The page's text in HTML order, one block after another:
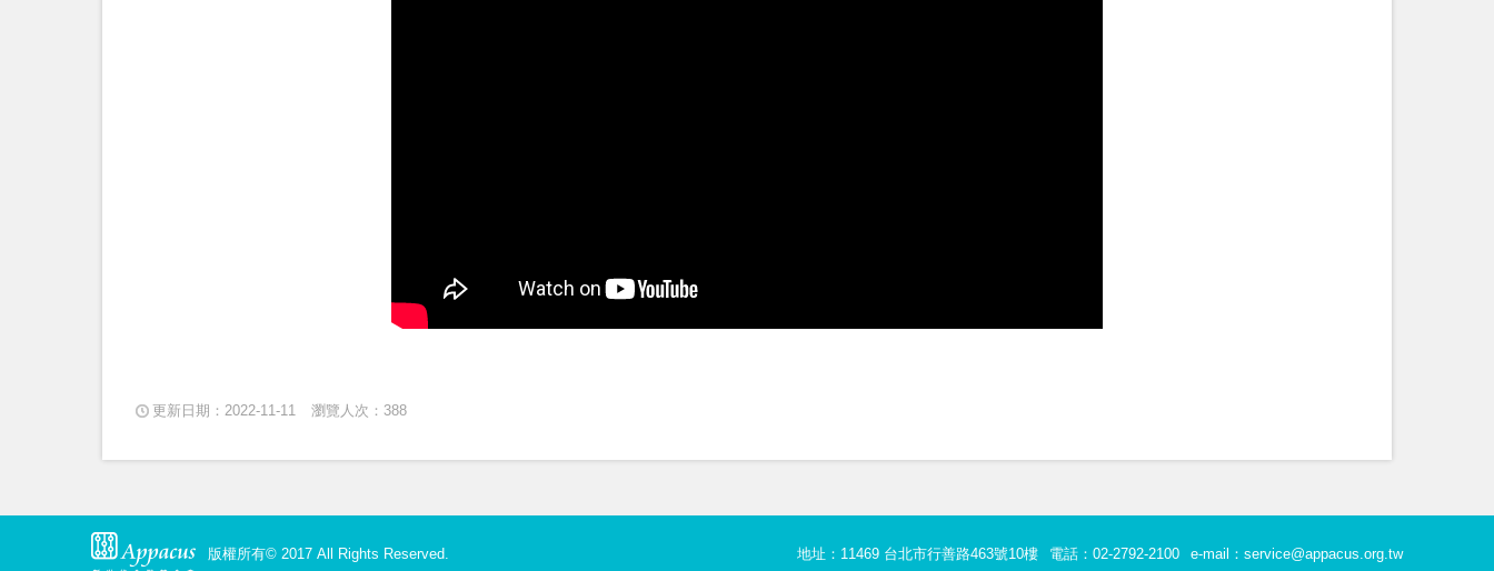
更新日期：2022-11-11 瀏覽人次：388
版權所有© 2017 All Rights Reserved. 地址：11469 台北市行善路463號10樓 電話：02-2792-2100 e-mail：service@appacus.org.tw